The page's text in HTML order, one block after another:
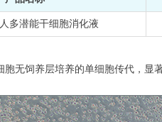
多潜能干细胞消化液
无饲养层培养的单细胞传代，显